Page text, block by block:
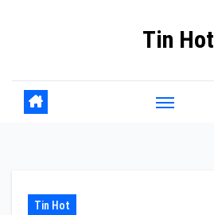
Tin Hot
Tin Hot